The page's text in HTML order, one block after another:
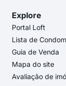
Explore
Portal Loft
Lista de
Guia de Venda
Mapa do site
Avaliação de